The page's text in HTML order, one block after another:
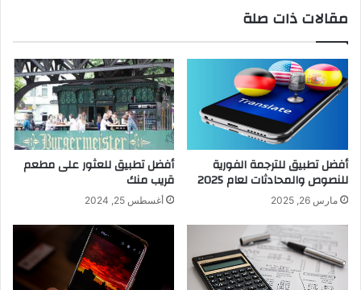
مقالات ذات صلة
أفضل تطبيق للترجمة الفورية
للنصوص والمحادثات لعام 2025
مارس 26, 2025
أفضل تطبيق للعثور على مطعم
قريب منك
أغسطس 25, 2024